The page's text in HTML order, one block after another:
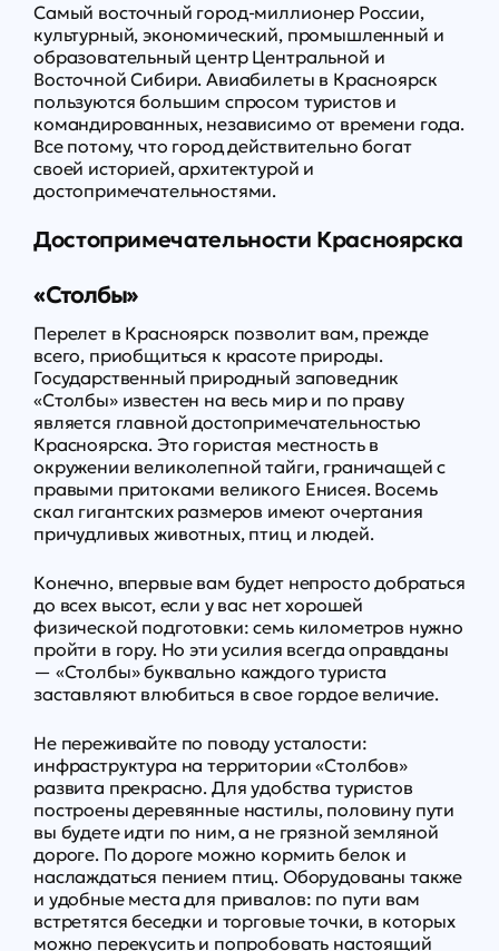
Самый восточный город-миллионер России,
культурный, экономический, промышленный и
образовательный центр Центральной и
Восточной Сибири. Авиабилеты в Красноярск
пользуются большим спросом туристов и
командированных, независимо от времени года.
Все потому, что город действительно богат
своей историей, архитектурой и
достопримечательностями.
Достопримечательности Красноярска
«Столбы»
Перелет в Красноярск позволит вам, прежде
всего, приобщиться к красоте природы.
Государственный природный заповедник
«Столбы» известен на весь мир и по праву
является главной достопримечательностью
Красноярска. Это гористая местность в
окружении великолепной тайги, граничащей с
правыми притоками великого Енисея. Восемь
скал гигантских размеров имеют очертания
причудливых животных, птиц и людей.
Конечно, впервые вам будет непросто добраться
до всех высот, если у вас нет хорошей
физической подготовки: семь километров нужно
пройти в гору. Но эти усилия всегда оправданы
— «Столбы» буквально каждого туриста
заставляют влюбиться в свое гордое величие.
Не переживайте по поводу усталости:
инфраструктура на территории «Столбов»
развита прекрасно. Для удобства туристов
построены деревянные настилы, половину пути
вы будете идти по ним, а не грязной земляной
дороге. По дороге можно кормить белок и
наслаждаться пением птиц. Оборудованы также
и удобные места для привалов: по пути вам
встретятся беседки и торговые точки, в которых
можно перекусить и попробовать настоящий